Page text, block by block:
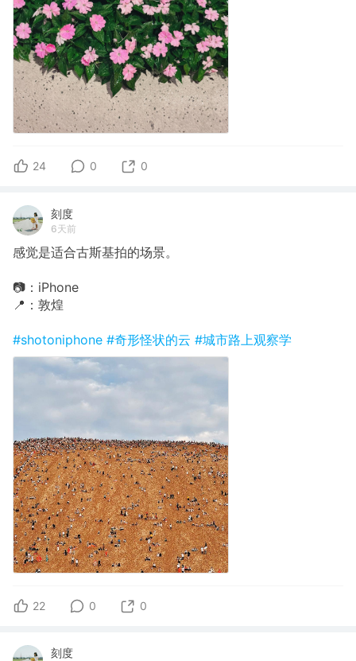
24 0 0
刻度
6天前
感觉是适合古斯基拍的场景。
📷：iPhone
📍：敦煌
#shotoniphone #奇形怪状的云 #城市路上观察学
22 0 0
刻度